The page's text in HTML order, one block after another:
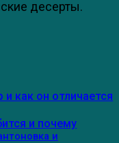
десерты.
как он отличается
и почему
и